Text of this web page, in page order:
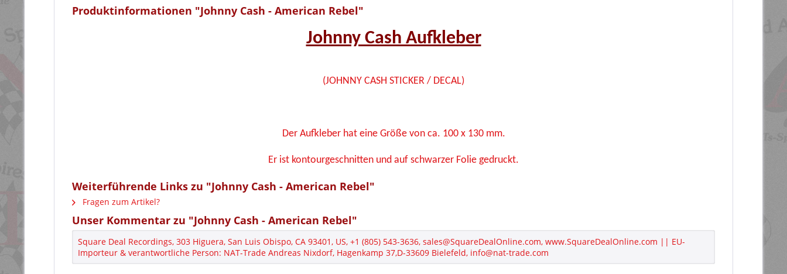
Produktinformationen "Johnny Cash - American Rebel"
Johnny Cash Aufkleber
(JOHNNY CASH STICKER / DECAL)
Der Aufkleber hat eine Größe von ca. 100 x 130 mm.
Er ist kontourgeschnitten und auf schwarzer Folie gedruckt.
Weiterführende Links zu "Johnny Cash - American Rebel"
Fragen zum Artikel?
Unser Kommentar zu "Johnny Cash - American Rebel"
Square Deal Recordings, 303 Higuera, San Luis Obispo, CA 93401, US, +1 (805) 543-3636, sales@SquareDealOnline.com, www.SquareDealOnline.com || EU-
Importeur & verantwortliche Person: NAT-Trade Andreas Nixdorf, Hagenkamp 37,D-33609 Bielefeld, info@nat-trade.com